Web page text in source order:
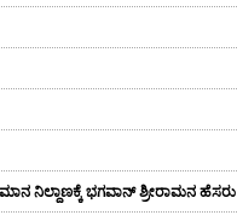
ನಿಲ್ದಾಣಕ್ಕೆ ಭಗವಾನ್ ಶ್ರೀರಾಮನ ಹೆಸರು